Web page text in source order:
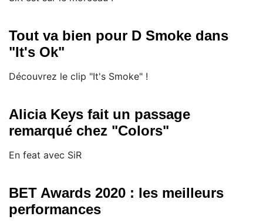
Tout va bien pour D Smoke dans
"It's Ok"
Découvrez le clip "It's Smoke" !
Alicia Keys fait un passage
remarqué chez "Colors"
En feat avec SiR
BET Awards 2020 : les meilleurs
performances